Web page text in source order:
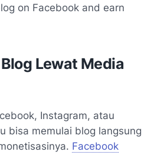
on Facebook and earn
Lewat Media
Instagram, atau
bisa memulai blog langsung
Facebook